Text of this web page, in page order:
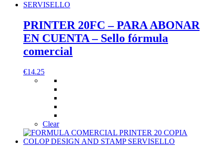
PRINTER 20FC – PARA ABONAR
EN CUENTA – Sello fórmula
comercial
€14.25
Clear